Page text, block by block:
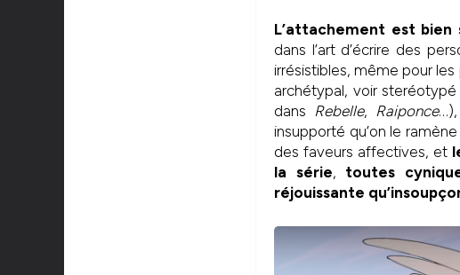
L’attachement est
dans l’art d’écrire des
irrésistibles, même pour
archétypal, voir
dans Rebelle, Raiponce
insupporté qu’on le
des faveurs affectives, et
la série, toutes
réjouissante